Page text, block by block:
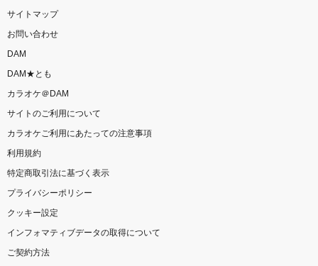
サイトマップ
お問い合わせ
DAM
DAM★とも
カラオケ＠DAM
サイトのご利用について
カラオケご利用にあたっての注意事項
利用規約
特定商取引法に基づく表示
プライバシーポリシー
クッキー設定
インフォマティブデータの取得について
ご契約方法